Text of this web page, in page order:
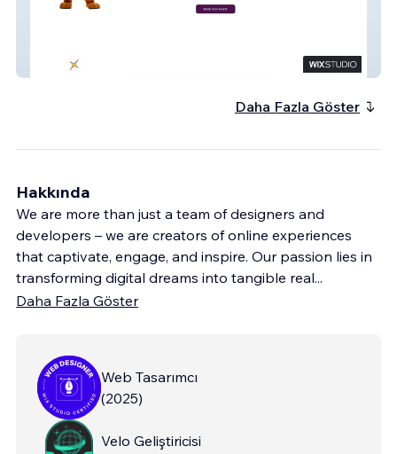
True Character Party
Daha Fazla Göster
Hakkında
We are more than just a team of designers and
developers – we are creators of online experiences
that captivate, engage, and inspire. Our passion lies in
transforming digital dreams into tangible real...
Daha Fazla Göster
Web Tasarımcı
(2025)
Velo Geliştiricisi